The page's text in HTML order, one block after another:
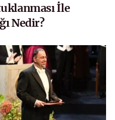
İle
Nedir?